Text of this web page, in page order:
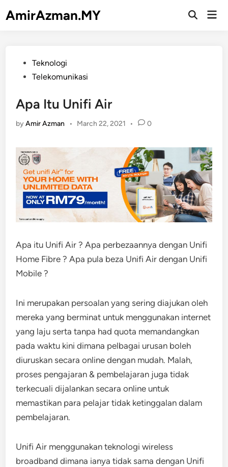
toAmirAzman.MY
Open
PostedTeknologi
Telekomunikasi
Apa Itu Unifi Air
byAmir Azman • March 22, 2021 • 0
Apa itu Unifi Air ? Apa perbezaannya dengan Unifi
Home Fibre ? Apa pula beza Unifi Air dengan Unifi
Mobile ?
Ini merupakan persoalan yang sering diajukan oleh
mereka yang berminat untuk menggunakan internet
yang laju serta tanpa had quota memandangkan
pada waktu kini dimana pelbagai urusan boleh
diuruskan secara online dengan mudah. Malah,
proses pengajaran & pembelajaran juga tidak
terkecuali dijalankan secara online untuk
memastikan para pelajar tidak ketinggalan dalam
pembelajaran.
Unifi Air menggunakan teknologi wireless
broadband dimana ianya tidak sama dengan Unifi